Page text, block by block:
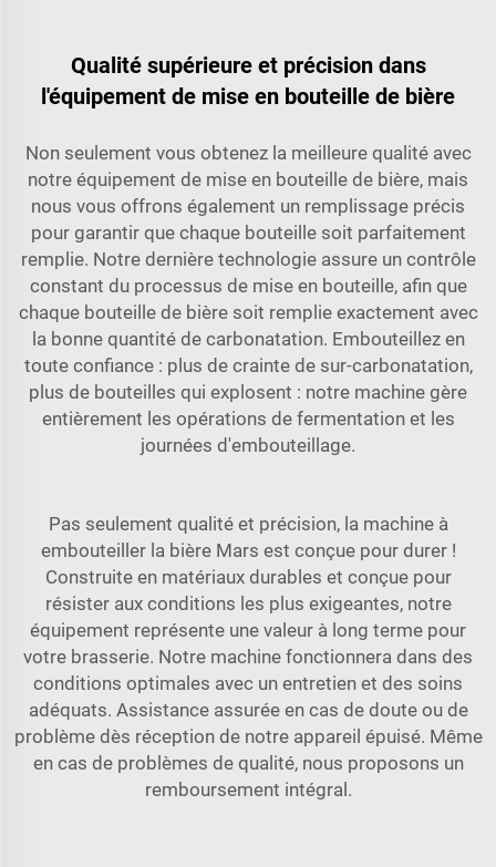
Qualité supérieure et précision dans
l'équipement de mise en bouteille de bière
Non seulement vous obtenez la meilleure qualité avec
notre équipement de mise en bouteille de bière, mais
nous vous offrons également un remplissage précis
pour garantir que chaque bouteille soit parfaitement
remplie. Notre dernière technologie assure un contrôle
constant du processus de mise en bouteille, afin que
chaque bouteille de bière soit remplie exactement avec
la bonne quantité de carbonatation. Embouteillez en
toute confiance : plus de crainte de sur-carbonatation,
plus de bouteilles qui explosent : notre machine gère
entièrement les opérations de fermentation et les
journées d'embouteillage.
Pas seulement qualité et précision, la machine à
embouteiller la bière Mars est conçue pour durer !
Construite en matériaux durables et conçue pour
résister aux conditions les plus exigeantes, notre
équipement représente une valeur à long terme pour
votre brasserie. Notre machine fonctionnera dans des
conditions optimales avec un entretien et des soins
adéquats. Assistance assurée en cas de doute ou de
problème dès réception de notre appareil épuisé. Même
en cas de problèmes de qualité, nous proposons un
remboursement intégral.